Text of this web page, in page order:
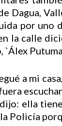
Dagua,
por uno
la calle
`Álex
a mi
ella
Policía